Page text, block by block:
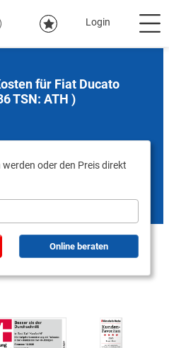
Login
für Fiat Ducato
TSN: ATH )
oder den Preis direkt
Online beraten